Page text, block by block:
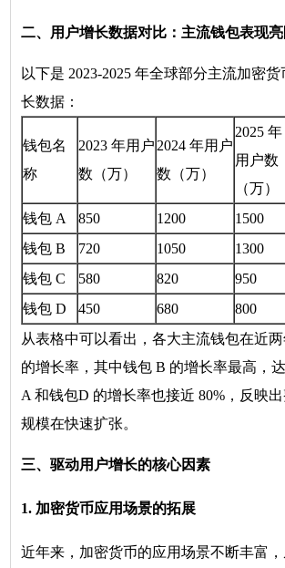
二、用户增长数据对比：主流钱包表现
以下是 2023-2025 年全球部分主流加密
长数据：
钱包名
称
2023 年用户
数（万）
2024 年用户
数（万）
2025 年
用户数
（万）
钱包 A 850 1200 1500
钱包 B
720 1050 1300
钱包 C
580 820 950
钱包 D
450 680 800
从表格中可以看出，各大主流钱包在近
的增长率，其中钱包 B 的增长率最高，
A 和钱包D 的增长率也接近 80%，反映
规模在快速扩张。
三、驱动用户增长的核心因素
1. 加密货币应用场景的拓展
近年来，加密货币的应用场景不断丰富